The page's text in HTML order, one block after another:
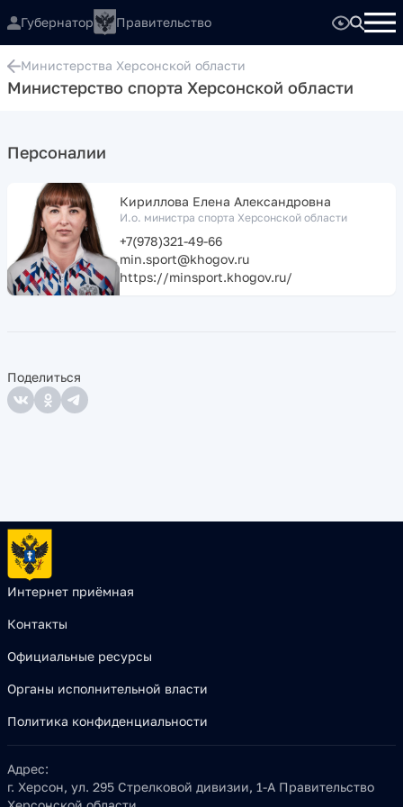
Губернатор Правительство
Министерства Херсонской области
Министерство спорта Херсонской области
Персоналии
Кириллова Елена Александровна
И.о. министра спорта Херсонской области
+7(978)321-49-66
min.sport@khogov.ru
https://minsport.khogov.ru/
Поделиться
Интернет приёмная
Контакты
Официальные ресурсы
Органы исполнительной власти
Политика конфиденциальности
Адрес:
г. Херсон, ул. 295 Стрелковой дивизии, 1-А Правительство